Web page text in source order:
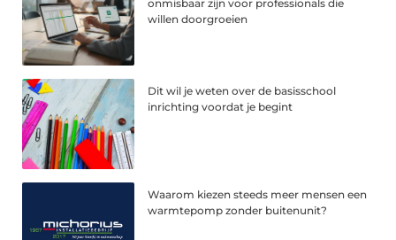
onmisbaar zijn voor professionals die
willen doorgroeien
Dit wil je weten over de basisschool
inrichting voordat je begint
Waarom kiezen steeds meer mensen een
warmtepomp zonder buitenunit?